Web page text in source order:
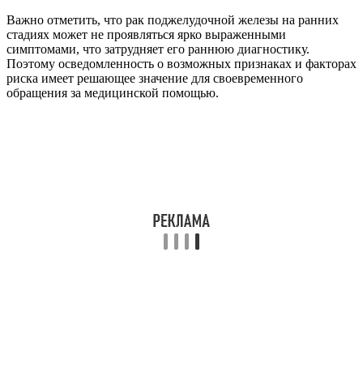
Важно отметить, что рак поджелудочной железы на ранних
стадиях может не проявляться ярко выраженными
симптомами, что затрудняет его раннюю диагностику.
Поэтому осведомленность о возможных признаках и факторах
риска имеет решающее значение для своевременного
обращения за медицинской помощью.